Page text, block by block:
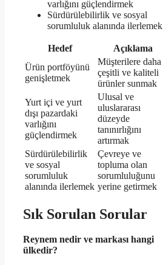
varlığını güçlendirmek
Sürdürülebilirlik ve sosyal
sorumluluk alanında ilerlemek
Hedef
Açıklama
Ürün portföyünü
genişletmek
Müşterilere daha
çeşitli ve kaliteli
ürünler sunmak
Yurt içi ve yurt
dışı pazardaki
varlığını
güçlendirmek
Ulusal ve
uluslararası
düzeyde
tanınırlığını
artırmak
Sürdürülebilirlik
ve sosyal
sorumluluk
alanında ilerlemek
Çevreye ve
topluma olan
sorumluluğunu
yerine getirmek
Sık Sorulan Sorular
Reynem nedir ve markası hangi
ülkedir?